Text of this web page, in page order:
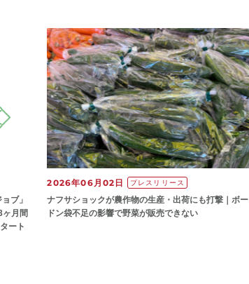
ブ」
月間
ート
2026年06月02日 プレスリリース
ナフサショックが農作物の⽣産・出荷にも打撃｜ボー
ドン袋不⾜の影響で野菜が販売できない